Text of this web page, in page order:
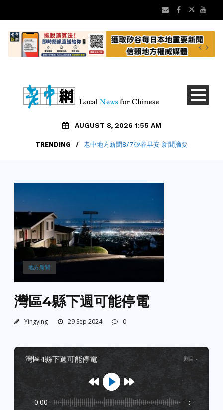
AUGUST 8, 2026 1:55 AM
TRENDING / 老中地方新聞8/7矽谷早安 新聞摘要
地方新聞
灣區4縣下週可能停電
Yingying 29 Sep 2024 0
灣區4縣下週可能停電 剧目 :-
0:00 -:--